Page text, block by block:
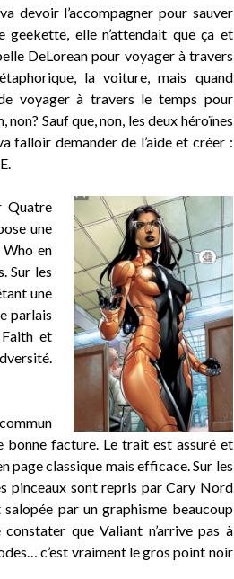
devoir l’accompagner pour sauver
geekette, elle n’attendait que ça et
DeLorean pour voyager à travers
la voiture, mais quand
voyager à travers le temps pour
non? Sauf que, non, les deux héroïnes
falloir demander de l’aide et créer :
Quatre
une
en
Sur les
une
parlais
et
bonne facture. Le trait est assuré et
page classique mais efficace. Sur les
pinceaux sont repris par Cary Nord
salopée par un graphisme beaucoup
que Valiant n’arrive pas à
c’est vraiment le gros point noir